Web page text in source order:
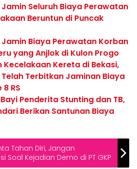
Seluruh Biaya Perawatan
Beruntun di Puncak
Biaya Perawatan Korban
yang Anjlok di Kulon Progo
Kecelakaan Kereta di Bekasi,
Terbitkan Jaminan Biaya
RS
Penderita Stunting dan TB,
Berikan Santunan Biaya
Tahan Diri, Jangan
Soal Kejadian Demo di PT GKP